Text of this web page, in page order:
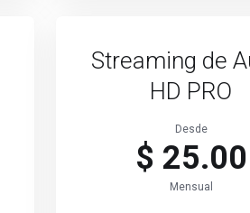
Streaming de
HD PRO
Desde
$ 25.00
Mensual